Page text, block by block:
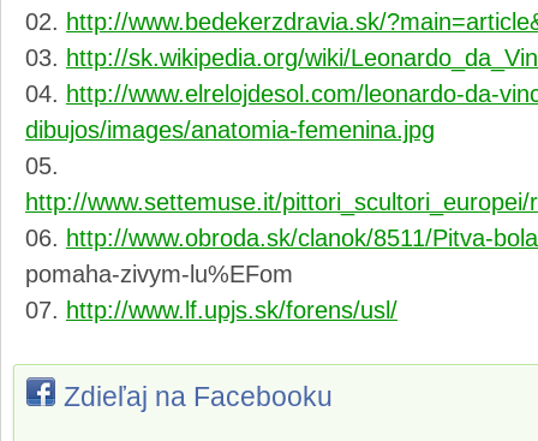
http://www.bedekerzdravia.sk/
http://sk.wikipedia.org/wiki/
http://www.elrelojdesol.com/leonardo-da-
dibujos/images/anatomia-femenina.jpg
http://www.settemuse.it/
http://www.obroda.sk/clanok/8511/Pitva-
pomaha-zivym-lu%EFom
http://www.lf.upjs.sk/forens/usl/
Zdieľaj na Facebooku